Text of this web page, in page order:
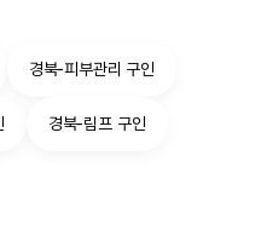
경북-피부관리 구인
경북-림프 구인